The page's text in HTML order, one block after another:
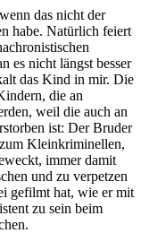
das nicht der
habe. Natürlich feiert
es nicht längst besser
das Kind in mir. Die
die an
weil die auch an
ist: Der Bruder
Kleinkriminellen,
immer damit
und zu verpetzen
gefilmt hat, wie er mit
zu sein beim